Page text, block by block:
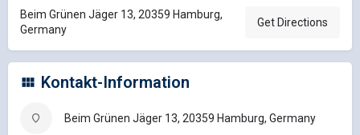
Beim Grünen Jäger 13, 20359 Hamburg,
Germany
Get Directions
Kontakt-Information
Beim Grünen Jäger 13, 20359 Hamburg, Germany